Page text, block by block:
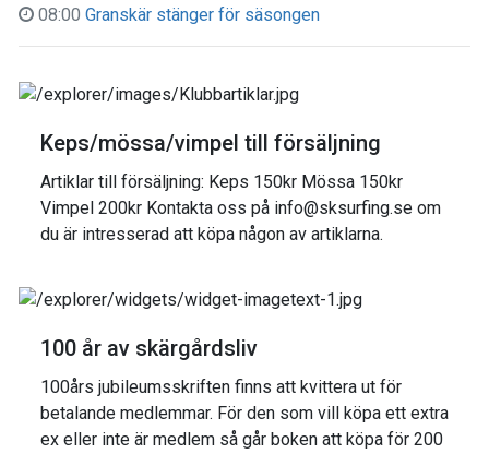
08:00 Granskär stänger för säsongen
Keps/mössa/vimpel till försäljning
Artiklar till försäljning: Keps 150kr Mössa 150kr
Vimpel 200kr Kontakta oss på info@sksurfing.se om
du är intresserad att köpa någon av artiklarna.
100 år av skärgårdsliv
100års jubileumsskriften finns att kvittera ut för
betalande medlemmar. För den som vill köpa ett extra
ex eller inte är medlem så går boken att köpa för 200